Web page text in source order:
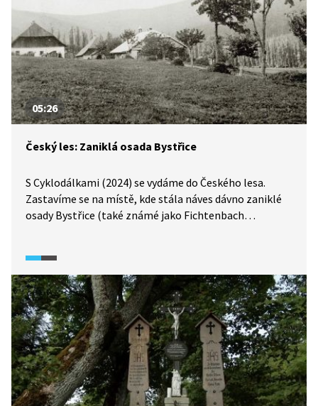
05:26
Český les: Zaniklá osada Bystřice
S Cyklodálkami (2024) se vydáme do Českého lesa.
Zastavíme se na místě, kde stála náves dávno zaniklé
osady Bystřice (také známé jako Fichtenbach
v němž pracovala většina zdejších obyvatel.